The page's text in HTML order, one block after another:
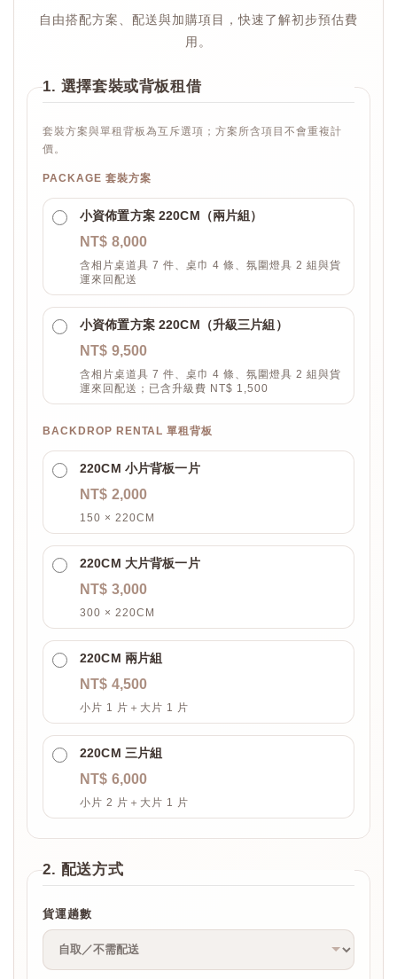
自由搭配方案、配送與加購項目，快速了解初步預估費
用。
1. 選擇套裝或背板租借
套裝方案與單租背板為互斥選項；方案所含項目不會重複計
價。
PACKAGE 套裝方案
小資佈置方案 220CM（兩片組）
NT$ 8,000
含相片桌道具 7 件、桌巾 4 條、氛圍燈具 2 組與貨
運來回配送
小資佈置方案 220CM（升級三片組）
NT$ 9,500
含相片桌道具 7 件、桌巾 4 條、氛圍燈具 2 組與貨
運來回配送；已含升級費 NT$ 1,500
BACKDROP RENTAL 單租背板
220CM 小片背板一片
NT$ 2,000
150 × 220CM
220CM 大片背板一片
NT$ 3,000
300 × 220CM
220CM 兩片組
NT$ 4,500
小片 1 片＋大片 1 片
220CM 三片組
NT$ 6,000
小片 2 片＋大片 1 片
2. 配送方式
貨運趟數